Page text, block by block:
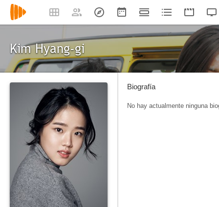
Kim Hyang-gi
Biografía
No hay actualmente ninguna